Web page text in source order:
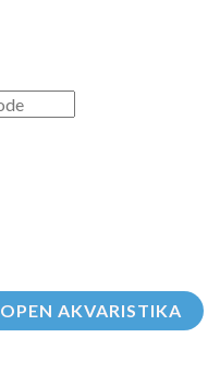
OPEN AKVARISTIKA